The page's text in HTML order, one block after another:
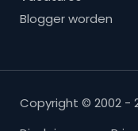
Blogger worden
Copyright © 2002 -